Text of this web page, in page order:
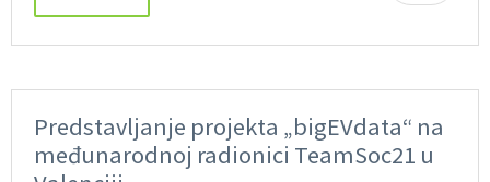
Predstavljanje projekta „bigEVdata“ na
međunarodnoj radionici TeamSoc21 u